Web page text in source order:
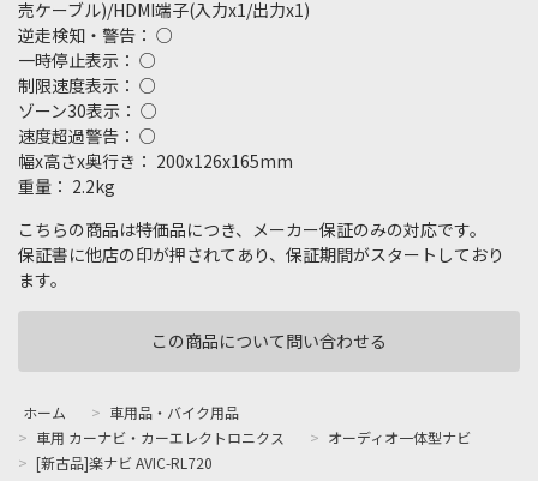
この商品について問い合わせる
逆走検知・警告： ○
一時停止表示： ○
制限速度表示： ○
ゾーン30表示： ○
速度超過警告： ○
幅x高さx奥行き： 200x126x165mm
重量： 2.2kg
こちらの商品は特価品につき、メーカー保証のみの対応です。
保証書に他店の印が押されてあり、保証期間がスタートしており
ます。
ホーム > 車用品・バイク用品
> 車用 カーナビ・カーエレクトロニクス > オーディオ一体型ナビ
> [新古品]楽ナビ AVIC-RL720